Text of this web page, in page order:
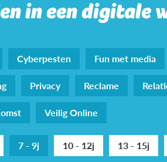
in een digitale
Cyberpesten Fun met media
Privacy Reclame
Veilig Online
7 - 9j 10 - 12j 13 - 15j